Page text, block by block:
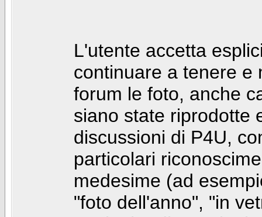
L'utente accetta
continuare a tenere e
forum le foto, anche
siano state riprodotte
discussioni di P4U,
particolari
medesime (ad
"foto dell'anno", "in